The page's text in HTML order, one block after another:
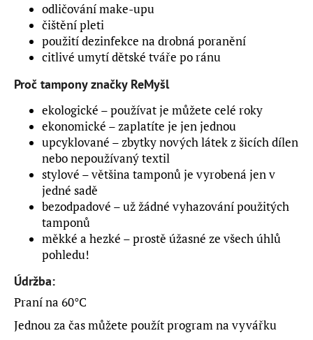
odličování make-upu
čištění pleti
použití dezinfekce na drobná poranění
citlivé umytí dětské tváře po ránu
Proč tampony značky ReMyšl
ekologické – používat je můžete celé roky
ekonomické – zaplatíte je jen jednou
upcyklované – zbytky nových látek z šicích dílen
nebo nepoužívaný textil
stylové – většina tamponů je vyrobená jen v
jedné sadě
bezodpadové – už žádné vyhazování použitých
tamponů
měkké a hezké – prostě úžasné ze všech úhlů
pohledu!
Údržba:
Praní na 60°C
Jednou za čas můžete použít program na vyvářku
j
PRATELNÉ
ODLIČOVACÍ
TAMPONY
BIO
BAVLNA
149
Původně:
299
Kč